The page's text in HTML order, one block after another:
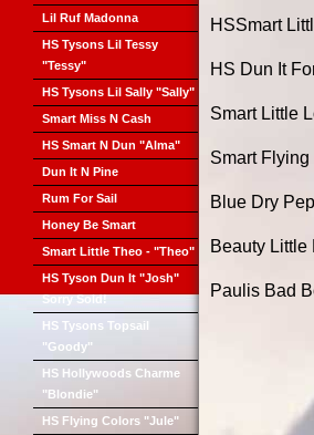
Lil Ruf Madonna
HS Tysons Lil Tessy
"Tessy"
HS Tysons Lil Sally "Sally"
Smart Miss N Cash
HS Smart N Dun "Alma"
Dun It N Pine
Rum For Sail
Honey Be Smart
Smart Little Theo - "Theo"
HS Tyson Dun It "Josh"
Sorry Sold!
HS Tysons Topsail
"Goody"
HS Hollywoods Charme
"Blondie"
HS Flying Colors "Jule"
HSSmart
HS Dun It
Smart Little
Smart
Blue Dry
Beauty
Paulis Bad